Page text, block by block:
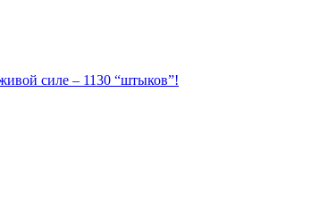
силе – 1130 “штыков”!